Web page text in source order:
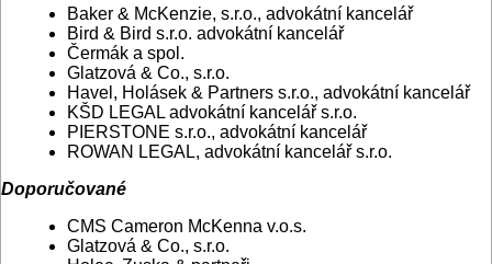
Baker & McKenzie, s.r.o., advokátní kancelář
Bird & Bird s.r.o. advokátní kancelář
Čermák a spol.
Glatzová & Co., s.r.o.
Havel, Holásek & Partners s.r.o., advokátní kancelář
KŠD LEGAL advokátní kancelář s.r.o.
PIERSTONE s.r.o., advokátní kancelář
ROWAN LEGAL, advokátní kancelář s.r.o.
Doporučované
CMS Cameron McKenna v.o.s.
Glatzová & Co., s.r.o.